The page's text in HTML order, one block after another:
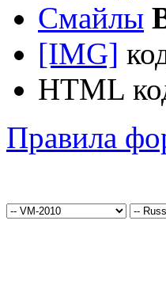
Смайлы
[IMG]
HTML
Правила